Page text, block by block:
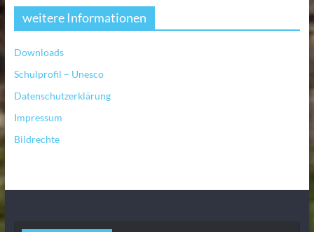
weitere Informationen
Downloads
Schulprofil – Unesco
Datenschutzerklärung
Impressum
Bildrechte